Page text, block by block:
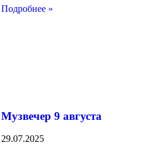
Подробнее »
Музвечер 9 августа
29.07.2025